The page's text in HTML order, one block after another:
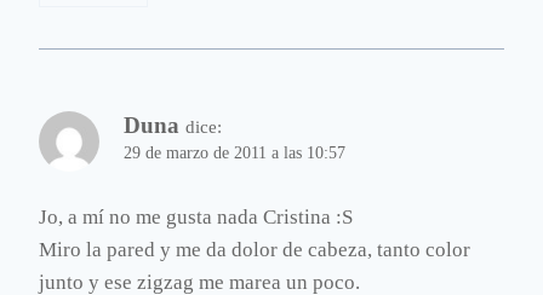
Duna dice:
29 de marzo de 2011 a las 10:57
Jo, a mí no me gusta nada Cristina :S
Miro la pared y me da dolor de cabeza, tanto color
junto y ese zigzag me marea un poco.